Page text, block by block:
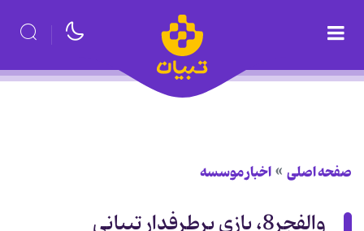
صفحه اصلی اخبار موسسه
والفجر8، بازی پرطرفدار تبیانی